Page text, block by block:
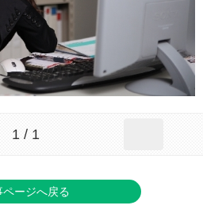
1 / 1
ページへ戻る